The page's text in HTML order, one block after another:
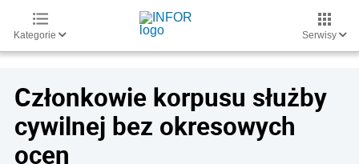
Kategorie Serwisy
Członkowie korpusu służby
cywilnej bez okresowych
ocen